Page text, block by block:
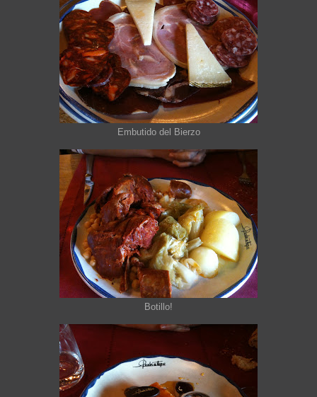
Embutido del Bierzo
Botillo!